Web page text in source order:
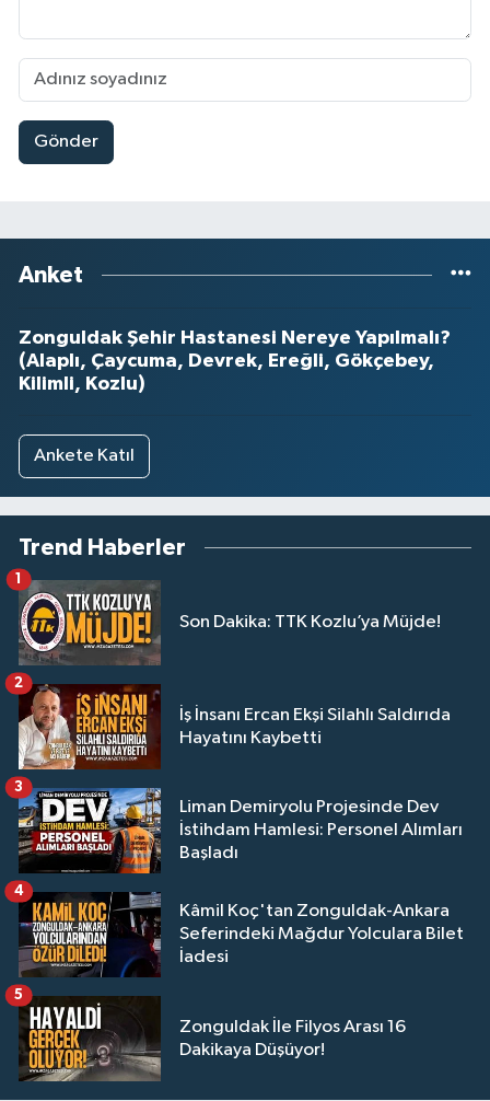
Gönder
Anket
Zonguldak Şehir Hastanesi Nereye Yapılmalı?
(Alaplı, Çaycuma, Devrek, Ereğli, Gökçebey,
Kilimli, Kozlu)
Ankete Katıl
Trend Haberler
Son Dakika: TTK Kozlu’ya Müjde!
1
İş İnsanı Ercan Ekşi Silahlı Saldırıda
Hayatını Kaybetti
2
Liman Demiryolu Projesinde Dev
İstihdam Hamlesi: Personel Alımları
Başladı
3
Kâmil Koç'tan Zonguldak-Ankara
Seferindeki Mağdur Yolculara Bilet
İadesi
4
Zonguldak İle Filyos Arası 16
Dakikaya Düşüyor!
5